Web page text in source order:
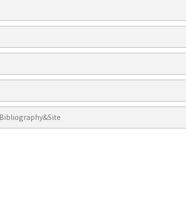
Bibliography&Site